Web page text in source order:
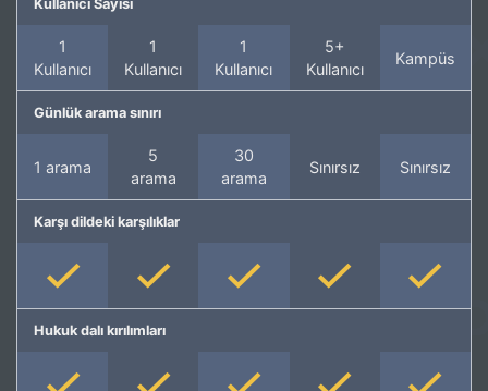
Kullanıcı Sayısı
1
Kullanıcı
1
Kullanıcı
1
Kullanıcı
5+
Kullanıcı
Kampüs
Günlük arama sınırı
1 arama
5
arama
30
arama
Sınırsız Sınırsız
Karşı dildeki karşılıklar
Hukuk dalı kırılımları